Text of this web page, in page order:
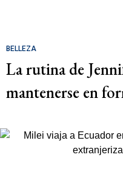
BELLEZA
La rutina de
mantenerse en